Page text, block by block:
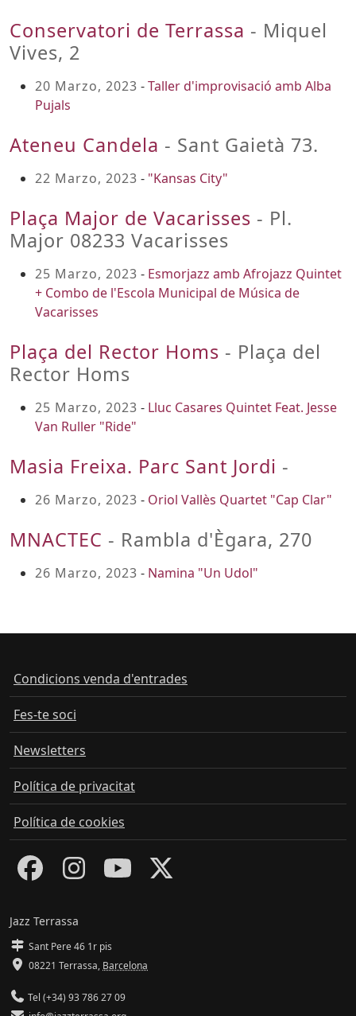
Conservatori de Terrassa - Miquel
Vives, 2
20 Marzo, 2023 -Taller d'improvisació amb Alba
Pujals
Ateneu Candela - Sant Gaietà 73.
22 Marzo, 2023 - "Kansas City"
Plaça Major de Vacarisses - Pl.
Major 08233 Vacarisses
25 Marzo, 2023 - Esmorjazz amb Afrojazz Quintet
+ Combo de l'Escola Municipal de Música de
Vacarisses
Plaça del Rector Homs - Plaça del
Rector Homs
25 Marzo, 2023 - Lluc Casares Quintet Feat. Jesse
Van Ruller "Ride"
Masia Freixa. Parc Sant Jordi -
26 Marzo, 2023 - Oriol Vallès Quartet "Cap Clar"
MNACTEC - Rambla d'Ègara, 270
26 Marzo, 2023 - Namina "Un Udol"
Condicions venda d'entrades
Fes-te soci
Newsletters
Política de privacitat
Política de cookies
Jazz Terrassa
Sant Pere 46 1r pis
08221 Terrassa, Barcelona
Tel (+34) 93 786 27 09